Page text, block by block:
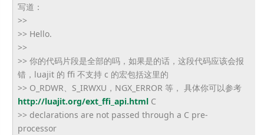
写道：
>>
>> Hello.
>>
>> 你的代码片段是全部的吗，如果是的话，这段代码应该会报
错， luajit 的 ffi 不支持 c 的宏包括这里的
>> O_RDWR、S_IRWXU，NGX_ERROR 等， 具体你可以参考
http://luajit.org/ext_ffi_api.htmlC
>> declarations are not passed through a C pre-
processor